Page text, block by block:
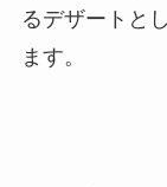
るデザートと
ます。